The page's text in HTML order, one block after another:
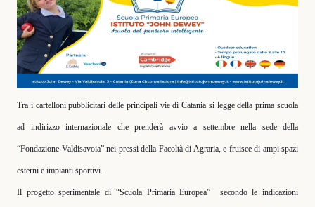
Tra i cartelloni pubblicitari delle principali vie di Catania si legge della prima scuola
ad indirizzo internazionale che prenderà avvio a settembre nella sede della
“Fondazione Valdisavoia” nei pressi della Facoltà di Agraria, e fruisce di ampi spazi
esterni e impianti sportivi.
Il progetto sperimentale di “Scuola Primaria Europea” secondo le indicazioni